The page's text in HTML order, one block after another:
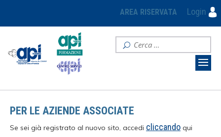
AREA RISERVATA Login
PER LE AZIENDE ASSOCIATE
Se sei già registrato al nuovo sito, accedi cliccando qui